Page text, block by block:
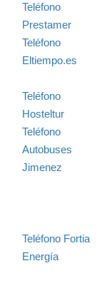
Teléfono
Prestamer
Teléfono
Eltiempo.es
Teléfono
Hosteltur
Teléfono
Autobuses
Jimenez
Teléfono Fortia
Energía